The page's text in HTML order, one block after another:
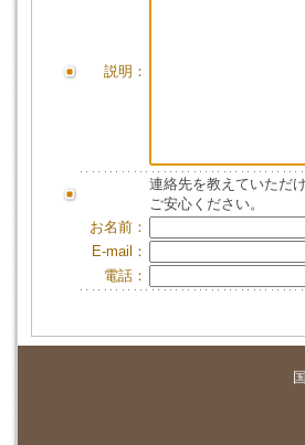
説明：
連絡先を教えていただ
ご安心ください。
お名前：
E-mail：
電話：